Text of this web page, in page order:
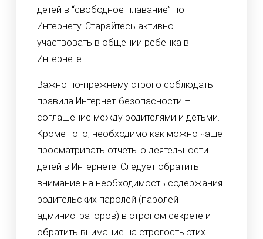
детей в “свободное плавание” по
Интернету. Старайтесь активно
участвовать в общении ребенка в
Интернете.
Важно по-прежнему строго соблюдать
правила Интернет-безопасности –
соглашение между родителями и детьми.
Кроме того, необходимо как можно чаще
просматривать отчеты о деятельности
детей в Интернете. Следует обратить
внимание на необходимость содержания
родительских паролей (паролей
администраторов) в строгом секрете и
обратить внимание на строгость этих